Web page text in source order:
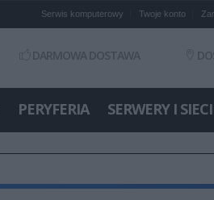
Serwis komputerowy Twoje konto
DARMOWA DOSTAWA
PERYFERIA SERWERY I SIECI